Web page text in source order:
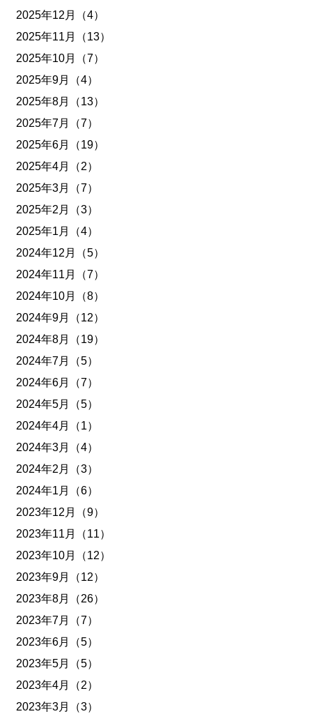
2025年12月（4）
2025年11月（13）
2025年10月（7）
2025年9月（4）
2025年8月（13）
2025年7月（7）
2025年6月（19）
2025年4月（2）
2025年3月（7）
2025年2月（3）
2025年1月（4）
2024年12月（5）
2024年11月（7）
2024年10月（8）
2024年9月（12）
2024年8月（19）
2024年7月（5）
2024年6月（7）
2024年5月（5）
2024年4月（1）
2024年3月（4）
2024年2月（3）
2024年1月（6）
2023年12月（9）
2023年11月（11）
2023年10月（12）
2023年9月（12）
2023年8月（26）
2023年7月（7）
2023年6月（5）
2023年5月（5）
2023年4月（2）
2023年3月（3）